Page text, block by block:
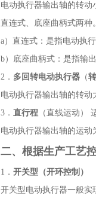
电动执行器输出轴的转动
直连式、底座曲柄式
a）直连式：是指电动
b）底座曲柄式：是指
2． 多回转电动执行器 （
电动执行器输出轴的转
3． 直行程 （直线运动）
电动执行器输出轴的
二、根据生产工
1． 开关型（开环控制）
开关型电动执行器一般实